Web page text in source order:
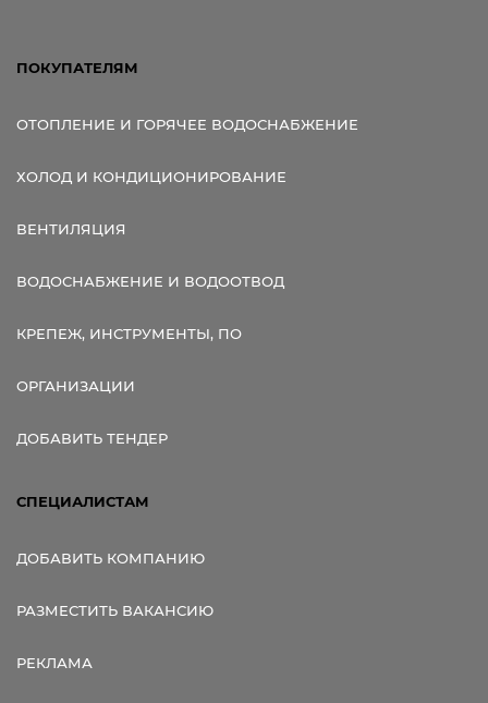
ПОКУПАТЕЛЯМ
ОТОПЛЕНИЕ И ГОРЯЧЕЕ ВОДОСНАБЖЕНИЕ
ХОЛОД И КОНДИЦИОНИРОВАНИЕ
ВЕНТИЛЯЦИЯ
ВОДОСНАБЖЕНИЕ И ВОДООТВОД
КРЕПЕЖ, ИНСТРУМЕНТЫ, ПО
ОРГАНИЗАЦИИ
ДОБАВИТЬ ТЕНДЕР
СПЕЦИАЛИСТАМ
ДОБАВИТЬ КОМПАНИЮ
РАЗМЕСТИТЬ ВАКАНСИЮ
РЕКЛАМА